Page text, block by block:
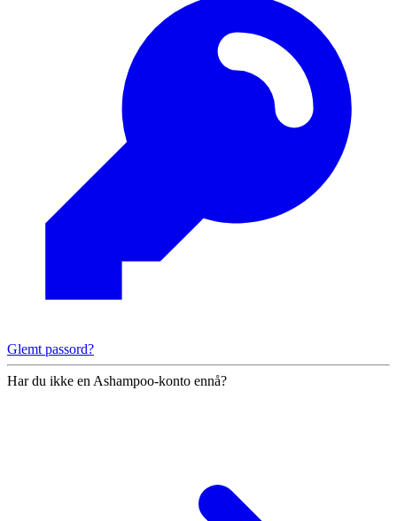
Glemt passord?
Har du ikke en Ashampoo-konto ennå?